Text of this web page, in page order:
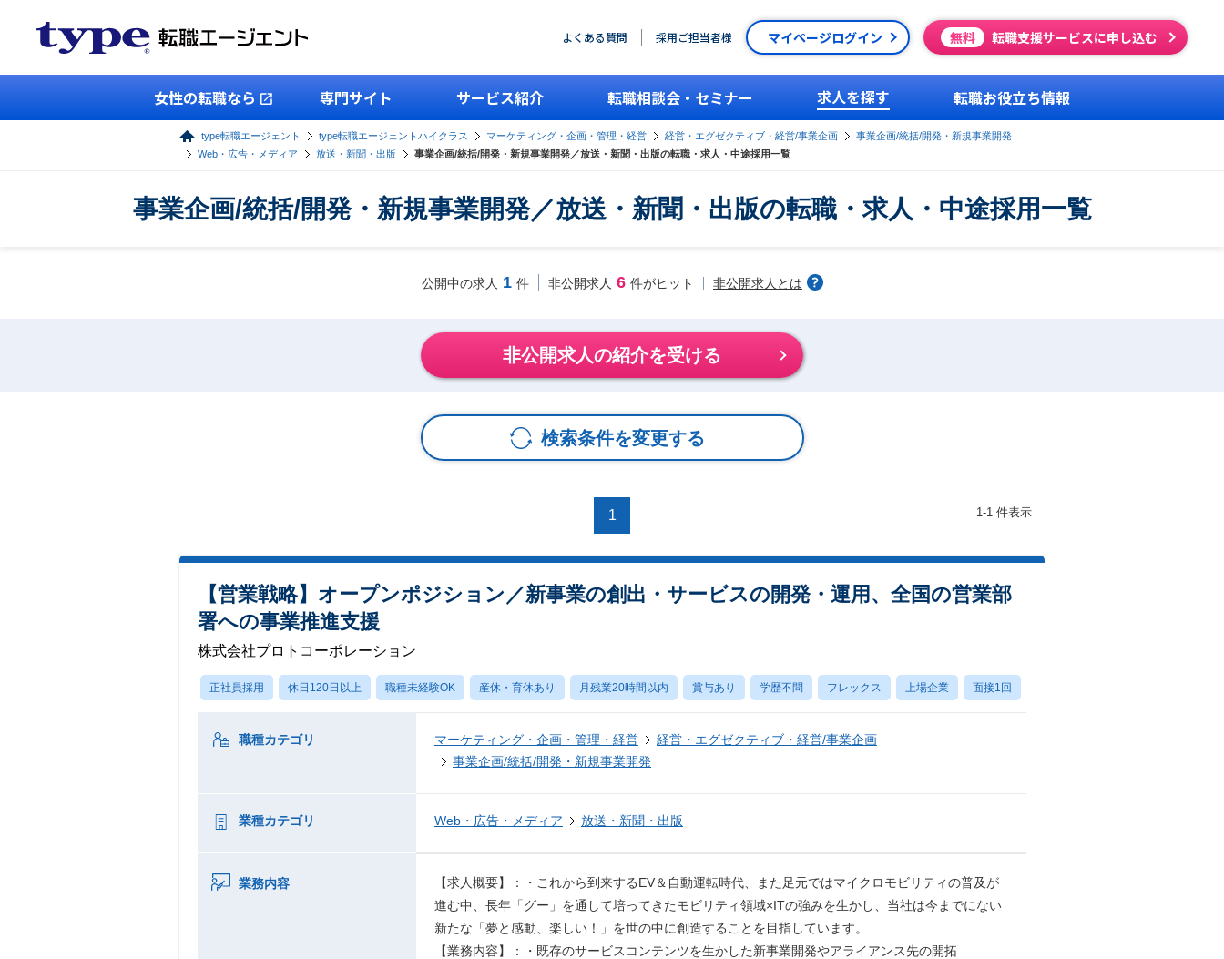
よくある質問 採用ご担当者様 マイページログイン 無料 転職支援サービスに申し込む
女性の転職なら 専門サイト サービス紹介 転職相談会・セミナー 求人を探す 転職お役立ち情報
type転職エージェント type転職エージェントハイクラス マーケティング・企画・管理・経営 経営・エグゼクティブ・経営/事業企画
事業企画/統括/開発・新規事業開発
Web・広告・メディア
放送・新聞・出版 事業企画/統括/開発・新規事業開発／放送・新聞・出版の転職・求人・中途採用一覧
事業企画/統括/開発・新規事業開発／放送・新聞・出版の転職・求人・中途採用一覧
公開中の求人 1 件 非公開求人 6 件がヒット 非公開求人とは
非公開求人の紹介を受ける
検索条件を変更する
1 1-1 件表示
【営業戦略】オープンポジション／新事業の創出・サービスの開発・運用、全国の営業部
署への事業推進支援
株式会社プロトコーポレーション
正社員採用 休日120日以上 職種未経験OK 産休・育休あり 月残業20時間以内 賞与あり 学歴不問 フレックス 上場企業 面接1回
職種カテゴリ マーケティング・企画・管理・経営
経営・エグゼクティブ・経営/事業企画
事業企画/統括/開発・新規事業開発
業種カテゴリ Web・広告・メディア 放送・新聞・出版
業務内容
【求人概要】：・これから到来するEV＆自動運転時代、また足元ではマイクロモビリティの普及が
進む中、長年「グー」を通して培ってきたモビリティ領域×ITの強みを生かし、当社は今までにない
新たな「夢と感動、楽しい！」を世の中に創造することを目指しています。
【業務内容】：・既存のサービスコンテンツを生かした新事業開発やアライアンス先の開拓